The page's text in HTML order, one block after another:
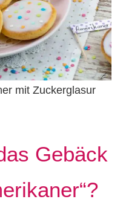
mit Zuckerglasur
Gebäck